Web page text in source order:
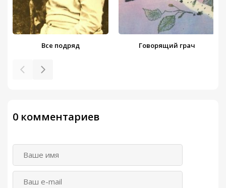
Все подряд Говорящий грач
0 комментариев